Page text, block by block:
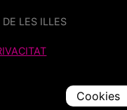
LES ILLES
Cookies